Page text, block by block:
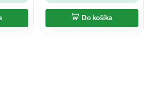
Do košíka